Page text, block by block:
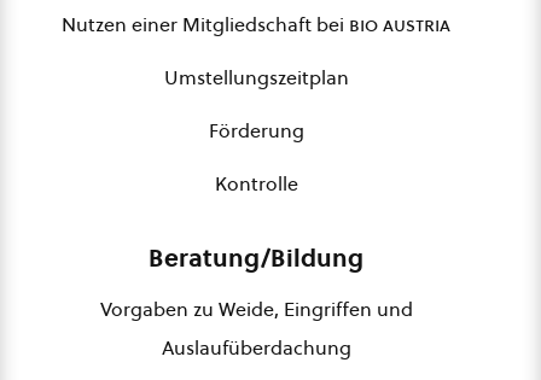
Nutzen einer Mitgliedschaft bei bio austria
Umstellungszeitplan
Förderung
Kontrolle
Beratung/Bildung
Vorgaben zu Weide, Eingriffen und
Auslaufüberdachung